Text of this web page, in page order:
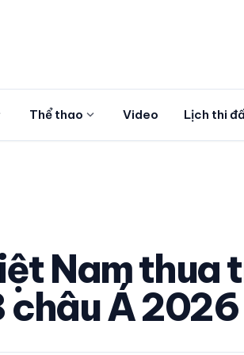
Thể thao expand_more Video Lịch thi
Nam thua
châu Á 2026